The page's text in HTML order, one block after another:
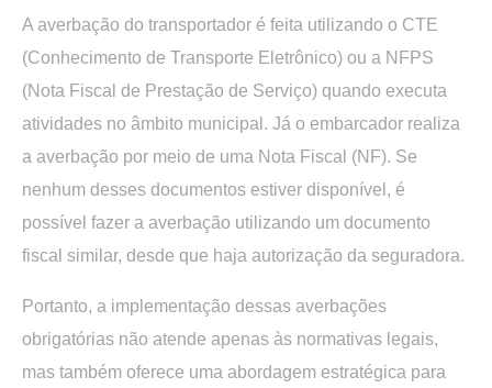
A averbação do transportador é feita utilizando o CTE
(Conhecimento de Transporte Eletrônico) ou a NFPS
(Nota Fiscal de Prestação de Serviço) quando executa
atividades no âmbito municipal. Já o embarcador realiza
a averbação por meio de uma Nota Fiscal (NF). Se
nenhum desses documentos estiver disponível, é
possível fazer a averbação utilizando um documento
fiscal similar, desde que haja autorização da seguradora.
Portanto, a implementação dessas averbações
obrigatórias não atende apenas às normativas legais,
mas também oferece uma abordagem estratégica para